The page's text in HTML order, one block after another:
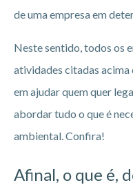
de uma empresa em
Neste sentido, todos os
atividades citadas acima
em ajudar quem quer
abordar tudo o que é
ambiental. Confira!
Afinal, o que é,